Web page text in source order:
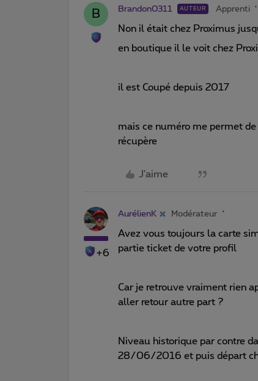
B Brandon0311 AUTEUR Apprenti
Non il était chez Proximus
en boutique il le voit chez
il est Coupé depuis 2017
mais ce numéro me permet
récupère
J'aime
+6
AurélienK Modérateur
Avez vous toujours la carte
partie ticket de votre profil
Car je retrouve vraiment rien
aller retour autre part ?
Niveau historique par contre
28/06/2016 et puis départ